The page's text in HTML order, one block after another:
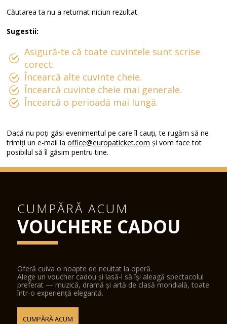
Căutarea ta nu a returnat niciun rezultat.
Sugestii:
Asigură-te că toate cuvintele sunt scrise
corect.
Încearcă alte cuvinte cheie.
Încearcă cuvinte cheie mai generale.
Încearcă o perioadă mai lungă.
Dacă nu poți găsi evenimentul pe care îl cauți, te rugăm să ne
trimiți un e-mail laoffice@europaticket.com și vom face tot
posibilul să îl găsim pentru tine.
CUMPĂRĂ ACUM
VOUCHERE CADOU
Oferă cuiva o noapte de neuitat la operă.
Alege un voucher cadou și lasă-l să își aleagă spectacolul
preferat — muzică, dramă și artă de clasă mondială, toate
într-o experiență elegantă.
CUMPĂRĂ ACUM